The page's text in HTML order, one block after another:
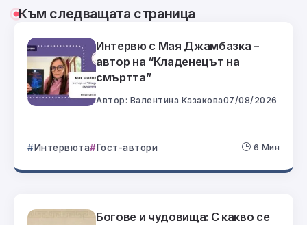
Към следващата страница
Интервю с Мая Джамбазка –
автор на “Кладенецът на
смъртта”
Автор: Валентина Казакова07/08/2026
Интервюта Гост-автори 6 Мин
Богове и чудовища: С какво се